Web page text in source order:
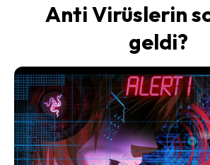
Anti Virüslerin
geldi?